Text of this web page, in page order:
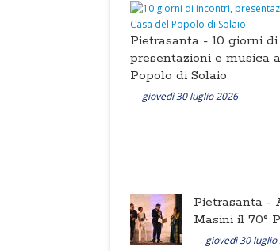
Pietrasanta - 10 giorni
presentazioni e musica
Popolo di Solaio
giovedì 30 luglio 2026
Pietrasanta -
Masini il 70°
giovedì 30 luglio